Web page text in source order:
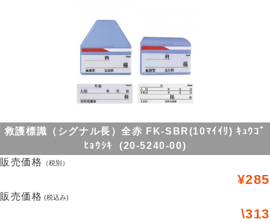
救護標識（シグナル長）全赤 FK-SBR(10ﾏｲｲﾘ) ｷｭｳｺﾞ
ﾋｮｳｼｷ (20-5240-00)
販売価格
（税別）
¥285
販売価格 (税込み)
\313